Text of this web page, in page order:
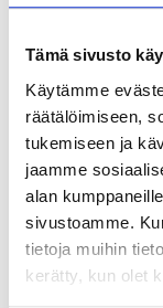
Tämä sivusto
Käytämme
räätälöimiseen,
tukemiseen ja
jaamme
alan
sivustoamme.
tietoja muihin
kerätty, kun olet
Osta verkosta
Muut